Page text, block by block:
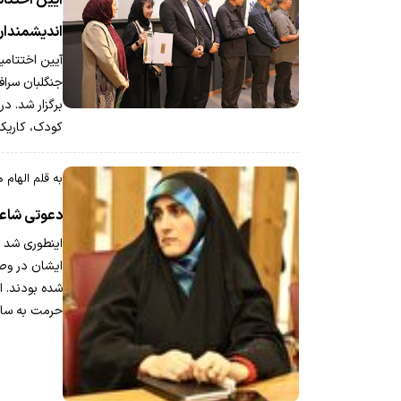
آیین
جنگلبان
برگزار شد.
کودک،
به قلم الهام
دعوتی
اینطوری
ایشان در
شده بودند.
حرمت به